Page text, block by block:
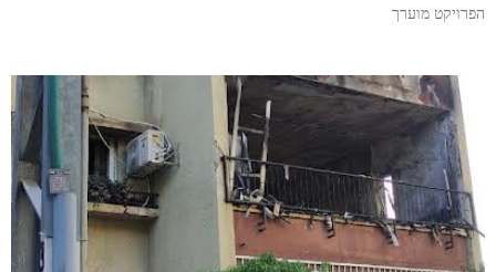
הפרויקט מוערך